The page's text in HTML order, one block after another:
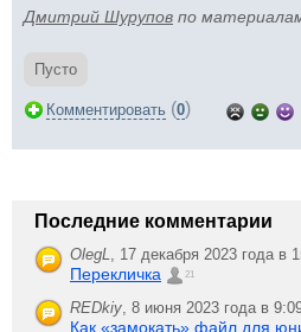
Дмитрий Шурупов по
Пусто
Комментировать (0)
Последние комментарии
OlegL, 17 декабря 2023 года в
Перекличка 21
REDkiy, 8 июня 2023 года в
Как «замокать» файл для